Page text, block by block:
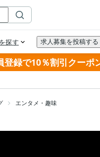
登録で10％割引クーポ
エンタメ・趣味